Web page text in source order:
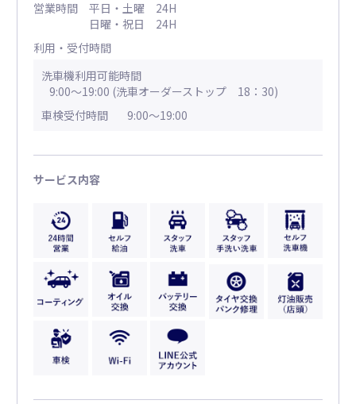
営業時間
平日・土曜 24H
日曜・祝日 24H
利用・受付時間
洗車機利用可能時間
9:00～19:00 (洗車オーダーストップ 18：30)
車検受付時間
9:00～19:00
サービス内容